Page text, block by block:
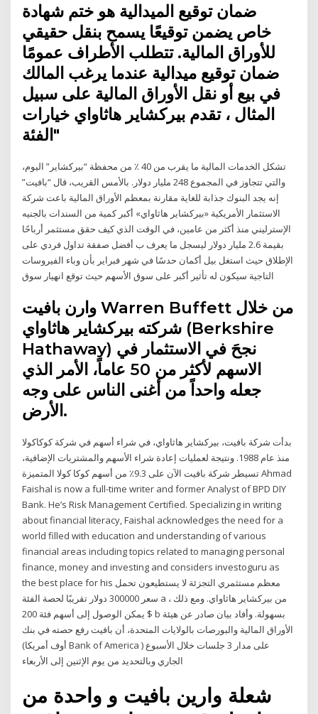
ضمان توقيع الميدالية هو ختم شهادة
خاص يضمن توقيعًا يسمح بنقل حقيقي
للأوراق المالية. تتطلب الأطراف عمومًا
ضمان توقيع ميدالية عندما يرغب المالك
في بيع أو نقل الأوراق المالية على سبيل
المثال ، تقدم بيركشاير هاثاواي خيارات
"الفئة
تشكل الخدمات المالية ما يقرب من 40 ٪ من محفظة “بيركشاير” اليوم،
والتي تتجاوز في المجموع 248 مليار دولار. بالأمس القريب، قال “بافيت”
إنه يجد البنوك جذابة للغاية مقارنة بمعظم الأوراق المالية باعت شركة
الاستثمار الأمريكية «بيركشاير هاثاواي» أكبر كمية من السندات بالجنيه
الإسترليني منذ أكثر من عامين، في الوقت الذي كيف حقق مستثمر أرباحًا
بقيمة 2.6 مليار دولار ليسجل ما يعرف ب أفضل صفقة تداول فردي على
الإطلاق حيث استغل بيل أكمان حدسًا في شهر فبراير بأن وباء الفيروسات
التاجية سيكون له تأثير أكبر على سوق الأسهم حيث توقع انهيار سوق
وارن بافيت Warren Buffett من خلال
شركته بيركشاير هاثاواي (Berkshire
Hathaway) نجحَ في الاستثمار في
الاسهم لأكثر من 50 عاماً، الأمر الذي
جعله واحداً من أغنى الناس على وجه
الأرض.
بدأت شركة بافيت، بيركشاير هاثاواي، في شراء أسهم في شركة كوكاكولا
منذ عام 1988. ونتيجة لعمليات إعادة شراء الأسهم والمشتريات الإضافية،
تسيطر شركة بافيت الآن على 9.3٪ من أسهم كوكا كولا المتميزة Ahmad
Faishal is now a full-time writer and former Analyst of BPD DIY
Bank. He’s Risk Management Certified. Specializing in writing
about financial literacy, Faishal acknowledges the need for a
world filled with education and understanding of various
financial areas including topics related to managing personal
finance, money and investing and considers investoguru as
the best place for his معظم مستثمري التجزئة لا يستطيعون تحمل
سعر 300000 دولار تقريبًا لحصة الفئة a من بيركشاير هاثاواي. ومع ذلك ،
يمكن الوصول إلى أسهم فئة 200 $ b بسهولة. وأفاد بيان صادر عن هيئة
الأوراق المالية والبورصات بالولايات المتحدة، أن بافيت رفع حصته في بنك
(أوف أمريكا Bank of America ) على مدار 3 جلسات خلال الأسبوع
الجاري وبالتحديد من يوم الإثنين إلى الأربعاء
شعلة وارين بافيت و واحدة من